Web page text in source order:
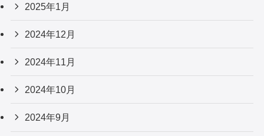
2025年1月
2024年12月
2024年11月
2024年10月
2024年9月